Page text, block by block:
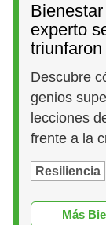
experto
Descubre
genios
lecciones
frente a la
Resiliencia
Más